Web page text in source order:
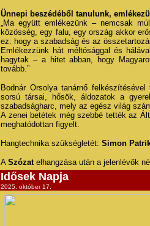
Ünnepi beszédéből tanulunk,
„Ma együtt emlékezünk – nemcsak
közösség, egy falu, egy ország akkor
ez: hogy a szabadság és az
Emlékezzünk hát méltósággal és
hagytak – a hitet abban, hogy
tovább.”
Bodnár Orsolya tanárnő
sorsú társai, hősök, áldozatok a
szabadságharc, mely az egész világ
A zenei betétek még szebbé tették az
meghatódottan figyelt.
Hangtechnika szükségletét: Simon
A Szózatelhangzása után a jelenlévők
Idősek Napja
2025. október 17.